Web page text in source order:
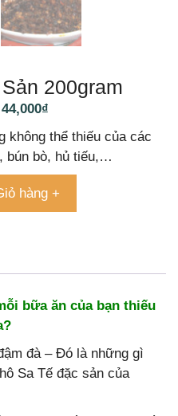
200gram
44,000₫
không thể thiếu của các
bún bò, hủ tiếu,…
hàng +
bữa ăn của bạn thiếu
đà – Đó là những gì
Sa Tế đặc sản của